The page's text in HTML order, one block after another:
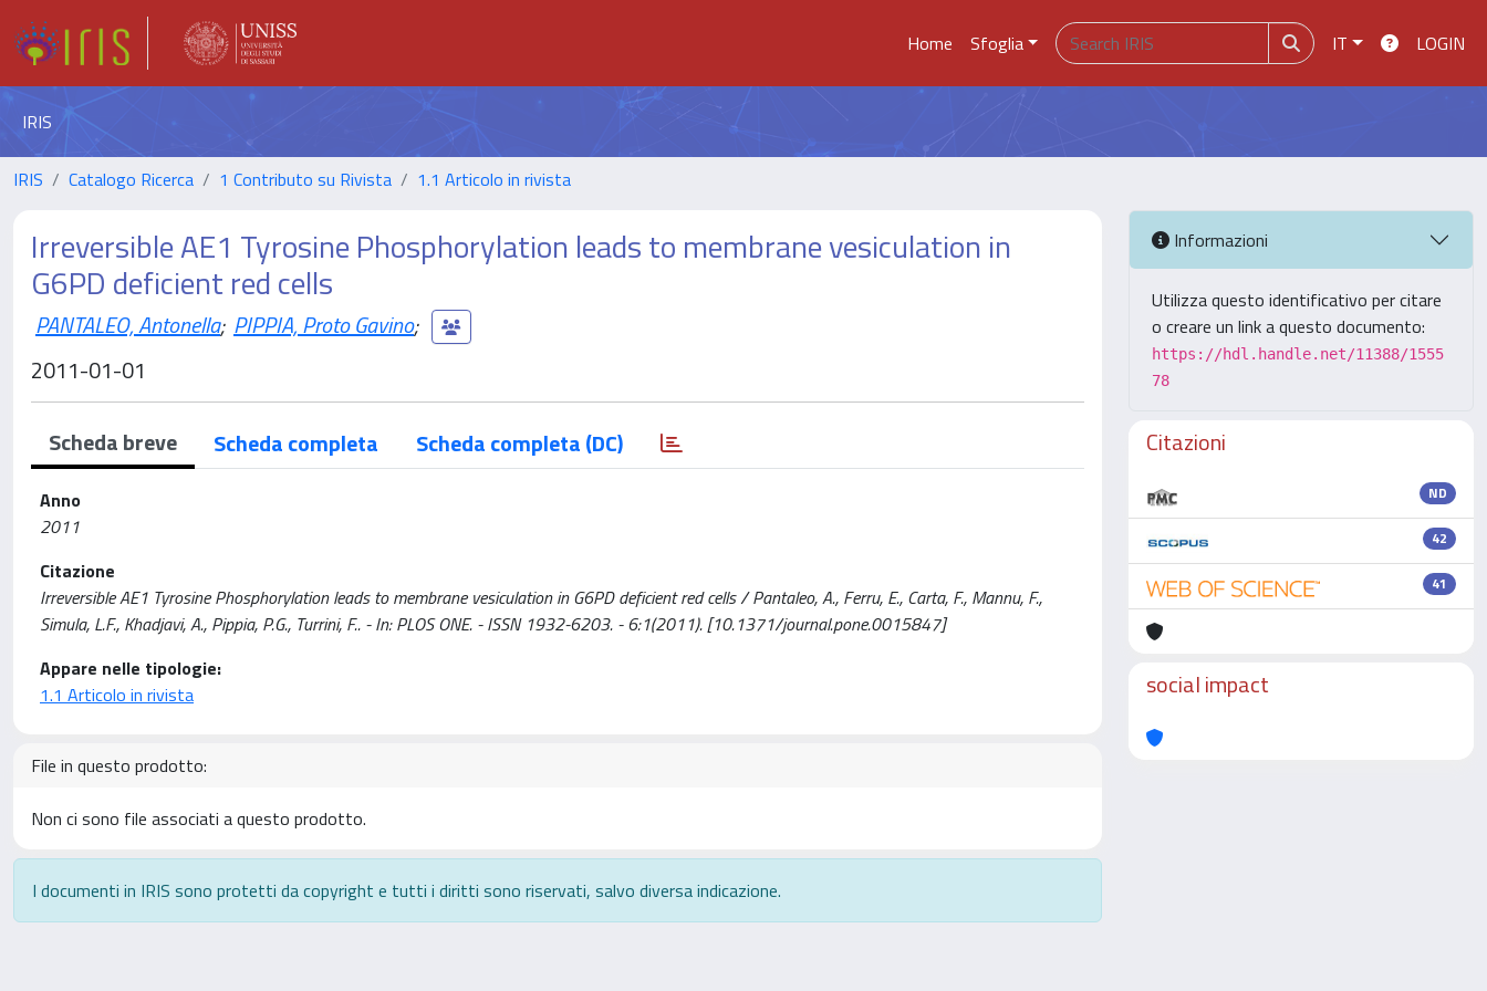
Home Sfoglia IT LOGIN
IRIS
IRIS Catalogo Ricerca 1 Contributo su Rivista 1.1 Articolo in rivista
Irreversible AE1 Tyrosine Phosphorylation leads to membrane vesiculation in
G6PD deficient red cells
PANTALEO, Antonella; PIPPIA, Proto Gavino;
2011-01-01
Scheda breve Scheda completa Scheda completa (DC)
Anno
2011
Citazione
Irreversible AE1 Tyrosine Phosphorylation leads to membrane vesiculation in G6PD deficient red cells / Pantaleo, A., Ferru, E., Carta, F., Mannu, F.,
Simula, L.F., Khadjavi, A., Pippia, P.G., Turrini, F.. - In: PLOS ONE. - ISSN 1932-6203. - 6:1(2011). [10.1371/journal.pone.0015847]
Appare nelle tipologie:
1.1 Articolo in rivista
File in questo prodotto:
Non ci sono file associati a questo prodotto.
I documenti in IRIS sono protetti da copyright e tutti i diritti sono riservati, salvo diversa indicazione.
Informazioni
Utilizza questo identificativo per citare
o creare un link a questo documento:
https://hdl.handle.net/11388/1555
78
Citazioni
ND
42
41
social impact